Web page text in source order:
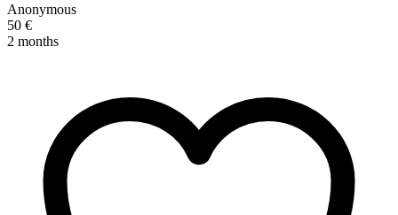
Anonymous
50 €
2 months